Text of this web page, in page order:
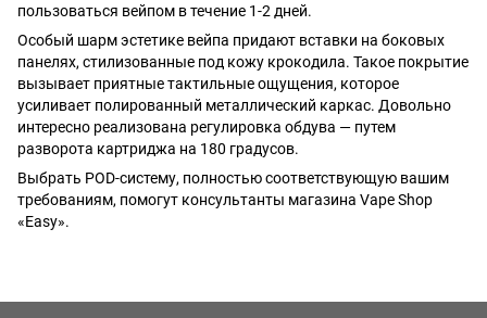
пользоваться вейпом в течение 1-2 дней.
Особый шарм эстетике вейпа придают вставки на боковых
панелях, стилизованные под кожу крокодила. Такое покрытие
вызывает приятные тактильные ощущения, которое
усиливает полированный металлический каркас. Довольно
интересно реализована регулировка обдува — путем
разворота картриджа на 180 градусов.
Выбрать POD-систему, полностью соответствующую вашим
требованиям, помогут консультанты магазина Vape Shop
«Easy».